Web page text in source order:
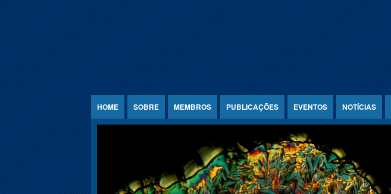
HOME SOBRE MEMBROS PUBLICAÇÕES EVENTOS NOTÍCIAS